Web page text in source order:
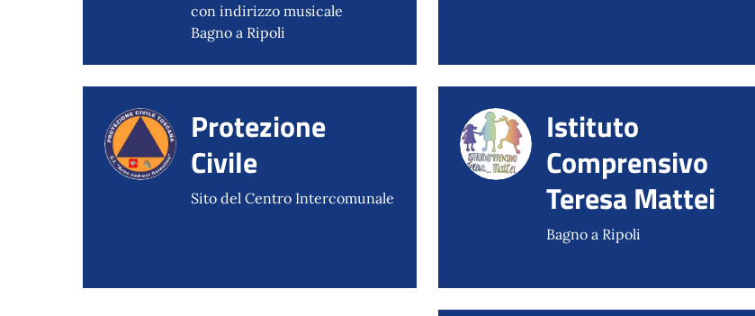
con indirizzo musicale
Bagno a Ripoli
Protezione
Civile
Sito del Centro Intercomunale
Istituto
Comprensivo
Teresa Mattei
Bagno a Ripoli